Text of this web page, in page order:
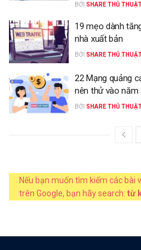
BỞI SHARE THỦ
19 mẹo dành
nhà xuất bản
BỞI SHARE THỦ
22 Mạng quảng
nên thử vào năm
BỞI SHARE THỦ
Nếu bạn muốn tìm kiếm các bài
trên Google, bạn hãy search: từ